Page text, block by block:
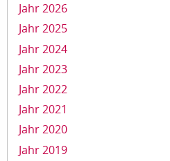
Jahr 2026
Jahr 2025
Jahr 2024
Jahr 2023
Jahr 2022
Jahr 2021
Jahr 2020
Jahr 2019